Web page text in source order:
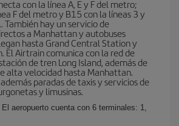
con la línea A, E y F del metro;
F del metro y B15 con la líneas 3 y
hay un servicio de
a Manhattan y autobuses
hasta Grand Central Station y
El Airtrain comunica con la red de
de tren Long Island, además de
alta velocidad hasta Manhattan.
paradas de taxis y servicios de
y limusinas.
El aeropuerto cuenta con 6 terminales: 1,